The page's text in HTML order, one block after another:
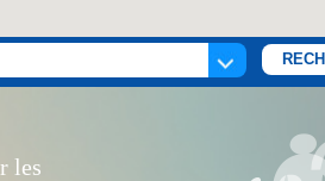
les